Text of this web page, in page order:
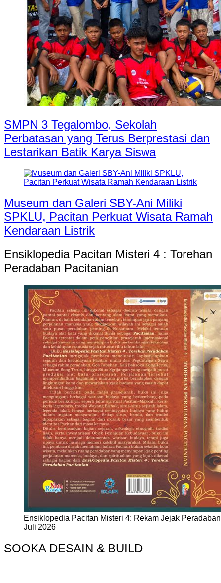
SMPN 3 Tegalombo, Sekolah
Perbatasan yang Terus Berprestasi dan
Lestarikan Batik Karya Siswa
Museum dan Galeri SBY-Ani Miliki
SPKLU, Pacitan Perkuat Wisata Ramah
Kendaraan Listrik
Ensiklopedia Pacitan Misteri 4 : Torehan
Peradaban Pacitanian
Ensiklopedia Pacitan Misteri 4: Rekam Jejak
Juli 2026
SOOKA DESAIN & BUILD